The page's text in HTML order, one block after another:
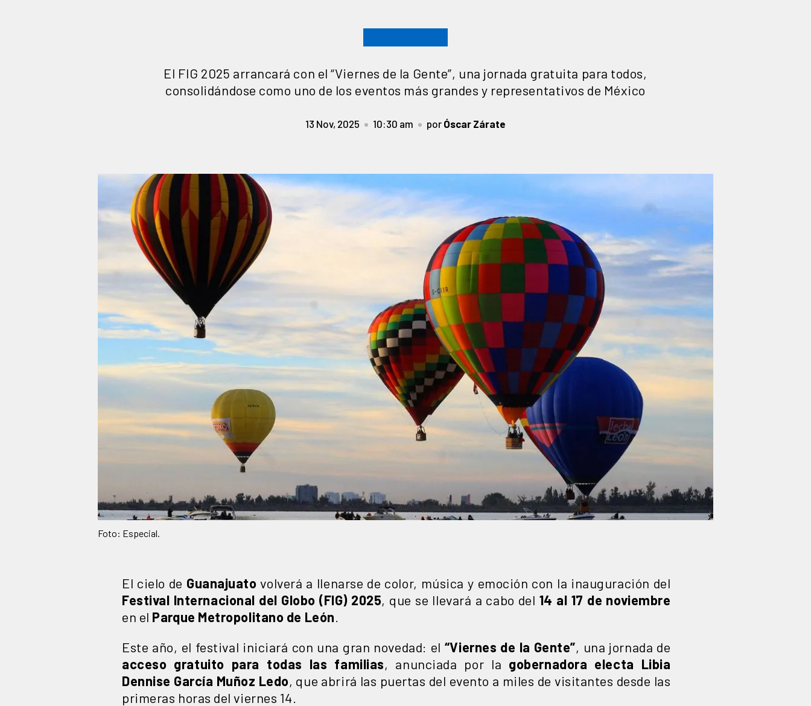
El FIG 2025 arrancará con el “Viernes de la Gente”, una jornada gratuita para todos,
consolidándose como uno de los eventos más grandes y representativos de México
13 Nov, 2025 10:30 am por Óscar Zárate
Foto: Especial.
El cielo de Guanajuato volverá a llenarse de color, música y emoción con la inauguración del
Festival Internacional del Globo (FIG) 2025, que se llevará a cabo del 14 al 17 de noviembre
en el Parque Metropolitano de León
Este año, el festival iniciará con una gran novedad: el “Viernes de la Gente”, una jornada de
acceso gratuito para todas las familias, anunciada por la gobernadora electa Libia
Dennise García Muñoz Ledo, que abrirá las puertas del evento a miles de visitantes desde las
primeras horas del viernes 14.